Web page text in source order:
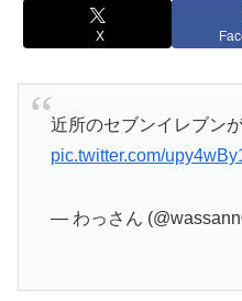
X
近所のセブンイレブン
pic.twitter.com/
— わっさん